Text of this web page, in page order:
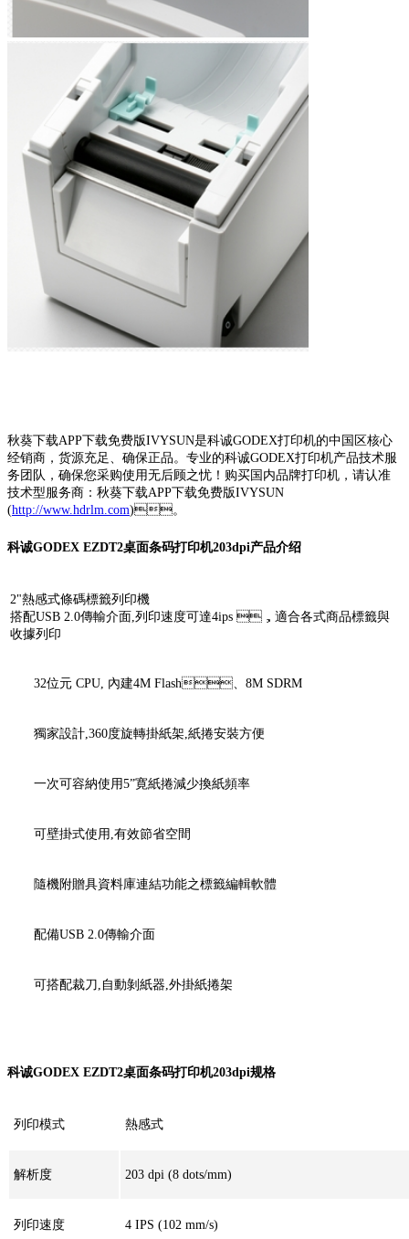
秋葵下载APP下载免费版IVYSUN是科诚GODEX打印机的中国区核心
经销商，货源充足、确保正品。专业的科诚GODEX打印机产品技术服
务团队，确保您采购使用无后顾之忧！购买国内品牌打印机，请认准
技术型服务商：秋葵下载APP下载免费版IVYSUN
(http://www.hdrlm.com)。
科诚GODEX EZDT2桌面条码打印机203dpi产品介绍
2"熱感式條碼標籤列印機
搭配USB 2.0傳輸介面,列印速度可達4ips ，適合各式商品標籤與
收據列印
32位元 CPU, 內建4M Flash、8M SDRM
獨家設計,360度旋轉掛紙架,紙捲安裝方便
一次可容納使用5”寛紙捲減少換紙頻率
可壁掛式使用,有效節省空間
隨機附贈具資料庫連結功能之標籤編輯軟體
配備USB 2.0傳輸介面
可搭配裁刀,自動剝紙器,外掛紙捲架
科诚GODEX EZDT2桌面条码打印机203dpi规格
列印模式 熱感式
解析度 203 dpi (8 dots/mm)
列印速度 4 IPS (102 mm/s)